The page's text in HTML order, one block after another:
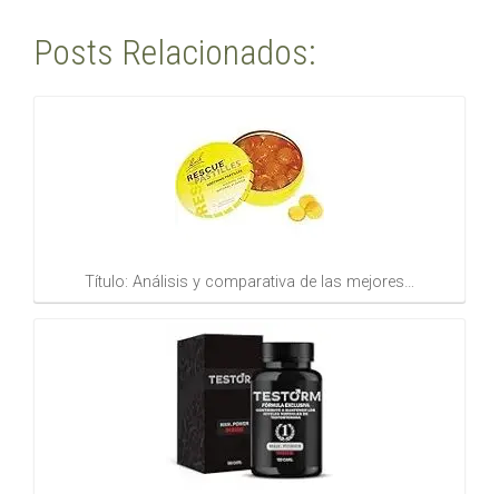
Posts Relacionados:
Título: Análisis y comparativa de las mejores…